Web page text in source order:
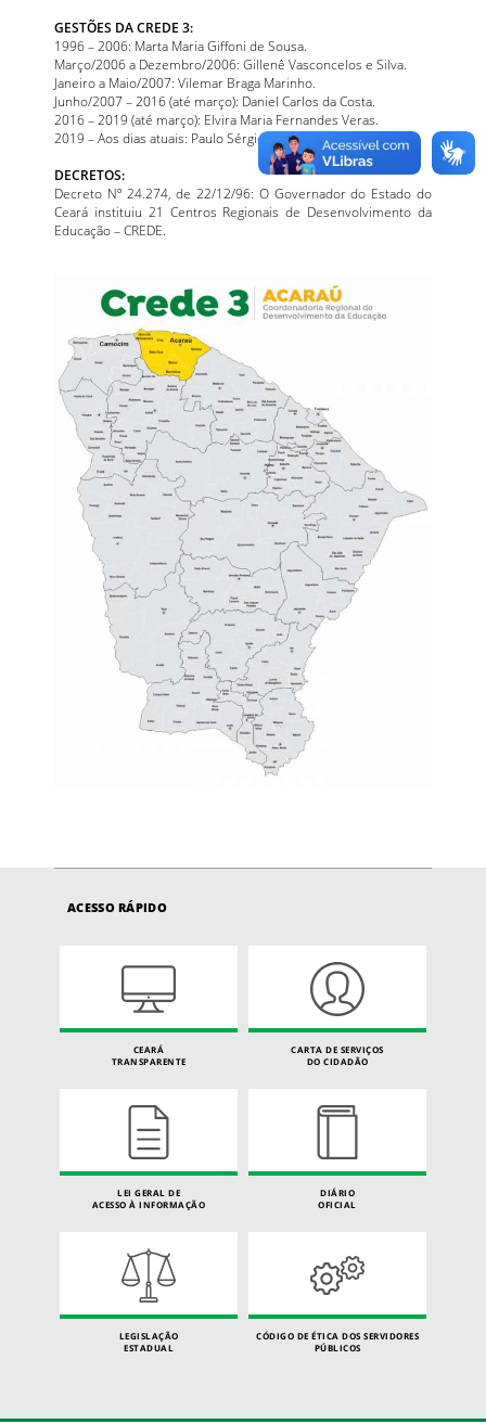
GESTÕES DA CREDE 3:
1996 – 2006: Marta Maria Giffoni de Sousa.
Março/2006 a Dezembro/2006: Gillenê Vasconcelos e Silva.
Janeiro a Maio/2007: Vilemar Braga Marinho.
Junho/2007 – 2016 (até março): Daniel Carlos da Costa.
2016 – 2019 (até março): Elvira Maria Fernandes Veras.
2019 – Aos dias atuais: Paulo Sérgio Fontenele.
DECRETOS:
Decreto Nº 24.274, de 22/12/96: O Governador do Estado do
Ceará instituiu 21 Centros Regionais de Desenvolvimento da
Educação – CREDE.
ACESSO RÁPIDO
CEARÁ
TRANSPARENTE
CARTA DE SERVIÇOS
DO CIDADÃO
LEI GERAL DE
ACESSO À INFORMAÇÃO
DIÁRIO
OFICIAL
LEGISLAÇÃO
ESTADUAL
CÓDIGO DE ÉTICA DOS SERVIDORES
PÚBLICOS